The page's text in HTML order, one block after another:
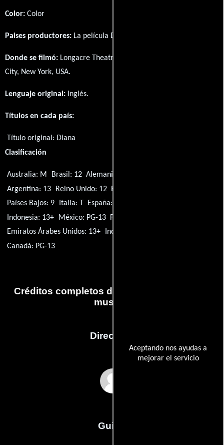
Aceptando nos ayudas a
mejorar el servicio
Color: Color
Paises productores: La película Diana fué producida en
Donde se filmó: Longacre Theatre - 220 W 48th St, New York
City, New York, USA.
Lenguaje original: Inglés.
Títulos en cada país:
Título original: Diana
Clasificación
Australia: M Brasil: 12 Alemania: 12
Argentina: 13
Reino Unido: 12 EE.UU.: PG-13
Países Bajos: 9
Italia: T España: 12
Indonesia: 13+
México: PG-13
Francia: 13
Emiratos Árabes Unidos: 13+
India: 13
Canadá: PG-13
Créditos completos de la película Diana: El
musical
Dirección
Guión